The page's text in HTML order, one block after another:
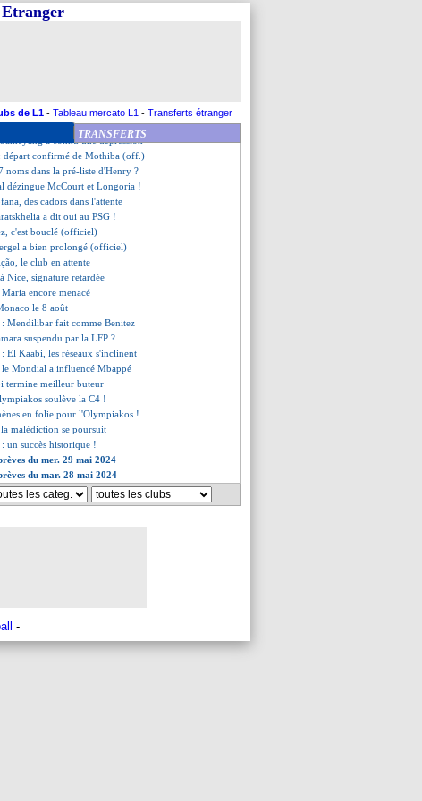
de L1 - Tableau mercato L1 - Transferts étranger
TRANSFERTS
priorité pour l'après-Motta
affecté pour Haise
une tendance pour son avenir
veut partir, mais...
un départ libre envisagé ?
a connu une dépression
: départ confirmé de Mothiba (off.)
noms dans la pré-liste d'Henry ?
dézingue McCourt et Longoria !
des cadors dans l'attente
a dit oui au PSG !
c'est bouclé (officiel)
a bien prolongé (officiel)
le club en attente
Nice, signature retardée
encore menacé
le 8 août
: Mendilibar fait comme Benitez
suspendu par la LFP ?
: El Kaabi, les réseaux s'inclinent
le Mondial a influencé Mbappé
termine meilleur buteur
soulève la C4 !
en folie pour l'Olympiakos !
la malédiction se poursuit
: un succès historique !
du mer. 29 mai 2024
du mar. 28 mai 2024
-